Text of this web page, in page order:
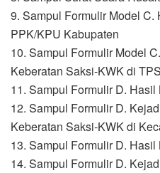
9. Sampul Formulir Model
PPK/KPU Kabupaten
10. Sampul Formulir Model
Keberatan Saksi-KWK di TPS
11. Sampul Formulir D.
12. Sampul Formulir D.
Keberatan Saksi-KWK di
13. Sampul Formulir D.
14. Sampul Formulir D.